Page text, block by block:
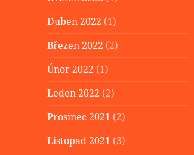
Duben 2022 (1)
Březen 2022 (2)
Únor 2022 (1)
Leden 2022 (2)
Prosinec 2021 (2)
Listopad 2021 (3)